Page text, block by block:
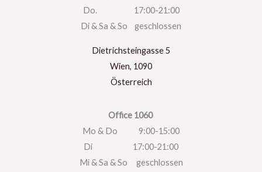
Do. 17:00-21:00
Di & Sa & So geschlossen
Dietrichsteingasse 5
Wien, 1090
Österreich
Office 1060
Mo & Do 9:00-15:00
Di 17:00-21:00
Mi & Sa & So geschlossen